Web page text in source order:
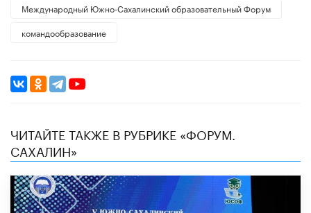
Международный Южно-Сахалинский образовательный Форум
командообразование
ЧИТАЙТЕ ТАКЖЕ В РУБРИКЕ «ФОРУМ.
САХАЛИН»